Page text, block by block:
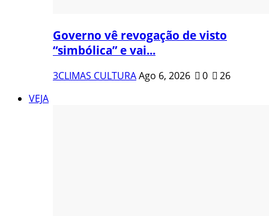
Governo vê revogação de visto
“simbólica” e vai...
3CLIMAS CULTURAAgo 6, 2026 0
26
VEJA